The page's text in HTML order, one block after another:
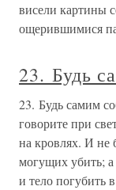
висели картины
ощерившимися
23. Будь
23. Будь самим
говорите при
на кровлях. И не
могущих убить;
и тело погубить